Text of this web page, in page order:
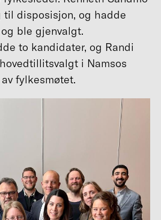
disposisjon, og hadde
ble gjenvalgt.
to kandidater, og Randi
i Namsos
fylkesmøtet.